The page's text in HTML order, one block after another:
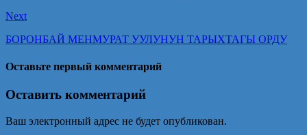
Next
БОРОНБАЙ МЕНМУРАТ УУЛУНУН ТАРЫХТАГЫ ОРДУ
Оставьте первый комментарий
Оставить комментарий
Ваш электронный адрес не будет опубликован.